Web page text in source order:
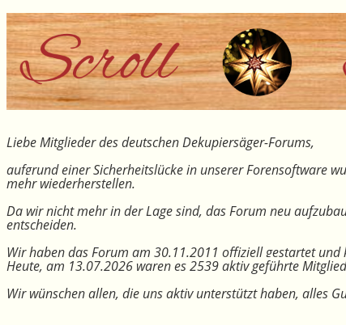
Liebe Mitglieder des deutschen Dekupiersäger-Forums,
aufgrund einer Sicherheitslücke in unserer Forensoftware
mehr wiederherstellen.
Da wir nicht mehr in der Lage sind, das Forum neu
entscheiden.
Wir haben das Forum am 30.11.2011 offiziell gestartet
Heute, am 13.07.2026 waren es 2539 aktiv geführte
Wir wünschen allen, die uns aktiv unterstützt haben, alles